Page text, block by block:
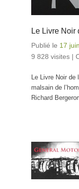
Le Livre Noir
Publié le 17
9 828 visites |
Le Livre Noir de
malsain de
Richard